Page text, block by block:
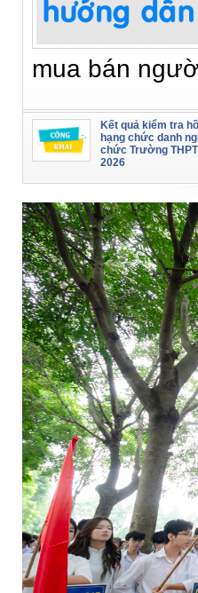
mua bán
Kết quả kiểm tra
hạng chức danh
chức Trường
2026